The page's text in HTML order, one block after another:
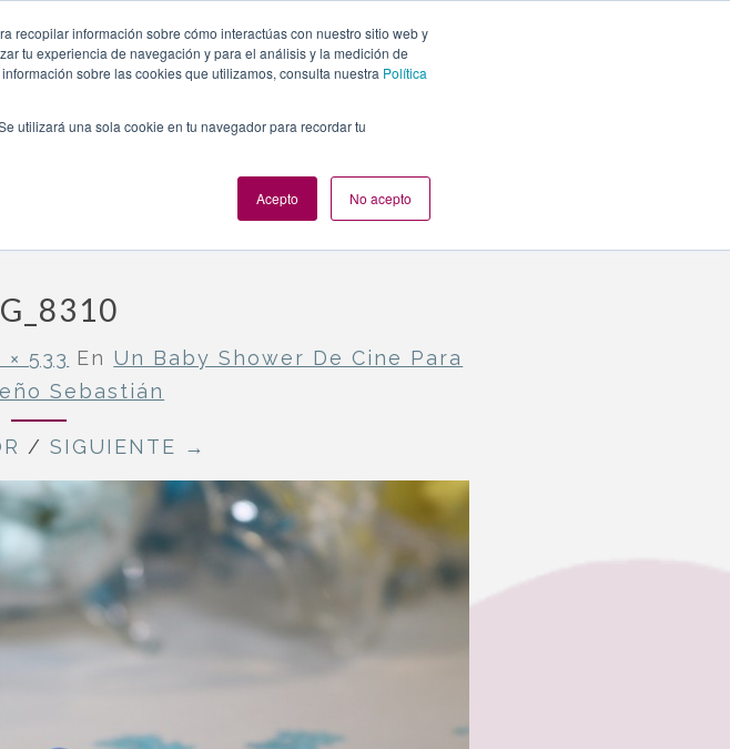
recopilar información sobre cómo interactúas con nuestro sitio web y
tu experiencia de navegación y para el análisis y la medición de
sobre las cookies que utilizamos, consulta nuestra Política
utilizará una sola cookie en tu navegador para recordar tu
Acepto No acepto
SOMOS TE OFRECEMOS PLANES NUESTROS EVENTOS
× 533 En Un Baby Shower De Cine Para
Sebastián
/ SIGUIENTE →